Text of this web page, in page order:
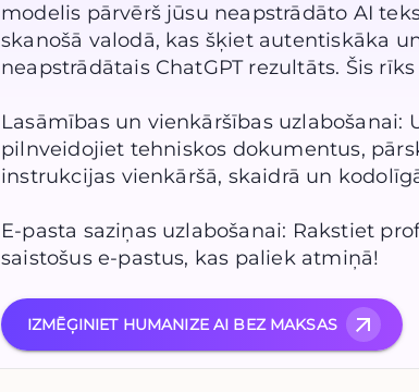
modelis pārvērš jūsu neapstrādāto AI
skanošā valodā, kas šķiet autentiskāka
neapstrādātais ChatGPT rezultāts. Šis
Lasāmības un vienkāršības uzlabošanai:
pilnveidojiet tehniskos dokumentus,
instrukcijas vienkāršā, skaidrā un
E-pasta saziņas uzlabošanai: Rakstiet
saistošus e-pastus, kas paliek atmiņā!
IZMĒĢINIET HUMANIZE AI BEZ MAKSAS